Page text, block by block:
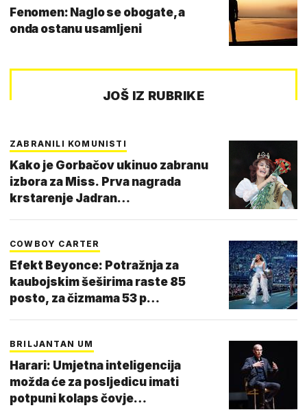
Fenomen: Naglo se obogate, a
onda ostanu usamljeni
JOŠ IZ RUBRIKE
ZABRANILI KOMUNISTI
Kako je Gorbačov ukinuo zabranu
izbora za Miss. Prva nagrada
krstarenje Jadran…
COWBOY CARTER
Efekt Beyonce: Potražnja za
kaubojskim šeširima raste 85
posto, za čizmama 53 p…
BRILJANTAN UM
Harari: Umjetna inteligencija
možda će za posljedicu imati
potpuni kolaps čovje…